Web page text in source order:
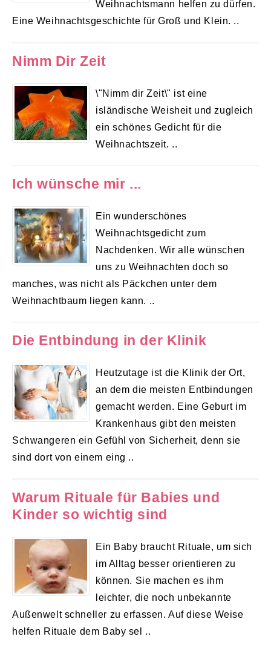
Weihnachtsmann helfen zu dürfen.
Eine Weihnachtsgeschichte für Groß und Klein. ..
Nimm Dir Zeit
\"Nimm dir Zeit\" ist eine
isländische Weisheit und zugleich
ein schönes Gedicht für die
Weihnachtszeit. ..
Ich wünsche mir ...
Ein wunderschönes
Weihnachtsgedicht zum
Nachdenken. Wir alle wünschen
uns zu Weihnachten doch so
manches, was nicht als Päckchen unter dem
Weihnachtbaum liegen kann. ..
Die Entbindung in der Klinik
Heutzutage ist die Klinik der Ort,
an dem die meisten Entbindungen
gemacht werden. Eine Geburt im
Krankenhaus gibt den meisten
Schwangeren ein Gefühl von Sicherheit, denn sie
sind dort von einem eing ..
Warum Rituale für Babies und
Kinder so wichtig sind
Ein Baby braucht Rituale, um sich
im Alltag besser orientieren zu
können. Sie machen es ihm
leichter, die noch unbekannte
Außenwelt schneller zu erfassen. Auf diese Weise
helfen Rituale dem Baby sel ..